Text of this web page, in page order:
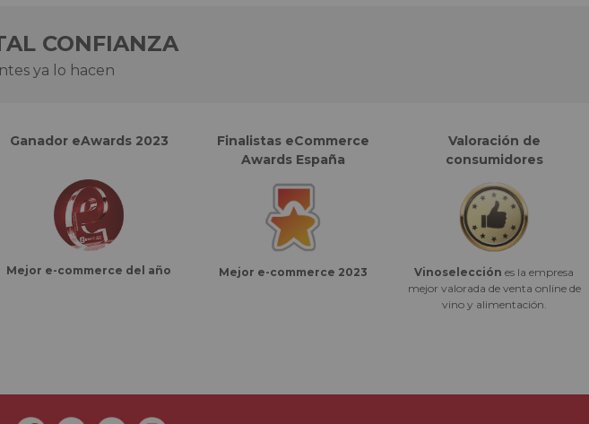
CONFIANZA
ya lo hacen
Ganador eAwards 2023
Mejor e-commerce del año
Finalistas eCommerce
Awards España
Mejor e-commerce 2023
Valoración de
consumidores
Vinoselección es la empresa
mejor valorada de venta online de
vino y alimentación.